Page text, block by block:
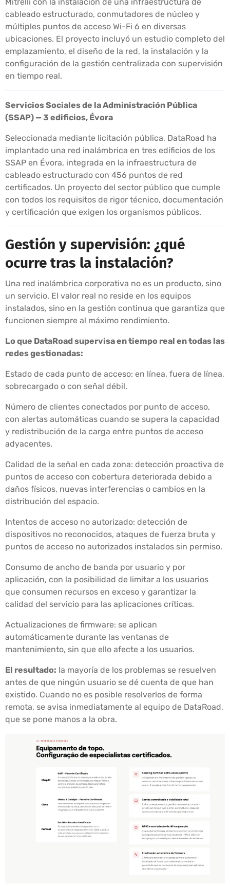
Mitrelli con la instalación de una infraestructura de
cableado estructurado, conmutadores de núcleo y
múltiples puntos de acceso Wi-Fi 6 en diversas
ubicaciones. El proyecto incluyó un estudio completo del
emplazamiento, el diseño de la red, la instalación y la
configuración de la gestión centralizada con supervisión
en tiempo real.
Servicios Sociales de la Administración Pública
(SSAP) — 3 edificios, Évora
Seleccionada mediante licitación pública, DataRoad ha
implantado una red inalámbrica en tres edificios de los
SSAP en Évora, integrada en la infraestructura de
cableado estructurado con 456 puntos de red
certificados. Un proyecto del sector público que cumple
con todos los requisitos de rigor técnico, documentación
y certificación que exigen los organismos públicos.
Gestión y supervisión: ¿qué
ocurre tras la instalación?
Una red inalámbrica corporativa no es un producto, sino
un servicio. El valor real no reside en los equipos
instalados, sino en la gestión continua que garantiza que
funcionen siempre al máximo rendimiento.
Lo que DataRoad supervisa en tiempo real en todas las
redes gestionadas:
Estado de cada punto de acceso: en línea, fuera de línea,
sobrecargado o con señal débil.
Número de clientes conectados por punto de acceso,
con alertas automáticas cuando se supera la capacidad
y redistribución de la carga entre puntos de acceso
adyacentes.
Calidad de la señal en cada zona: detección proactiva de
puntos de acceso con cobertura deteriorada debido a
daños físicos, nuevas interferencias o cambios en la
distribución del espacio.
Intentos de acceso no autorizado: detección de
dispositivos no reconocidos, ataques de fuerza bruta y
puntos de acceso no autorizados instalados sin permiso.
Consumo de ancho de banda por usuario y por
aplicación, con la posibilidad de limitar a los usuarios
que consumen recursos en exceso y garantizar la
calidad del servicio para las aplicaciones críticas.
Actualizaciones de firmware: se aplican
automáticamente durante las ventanas de
mantenimiento, sin que ello afecte a los usuarios.
El resultado: la mayoría de los problemas se resuelven
antes de que ningún usuario se dé cuenta de que han
existido. Cuando no es posible resolverlos de forma
remota, se avisa inmediatamente al equipo de DataRoad,
que se pone manos a la obra.